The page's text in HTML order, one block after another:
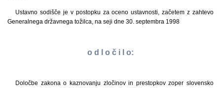
Ustavno sodišče je v postopku za oceno ustavnosti, začetem z zahtevo
Generalnega državnega tožilca, na seji dne 30. septembra 1998
o d l o č i l o:
Določbe zakona o kaznovanju zločinov in prestopkov zoper slovensko